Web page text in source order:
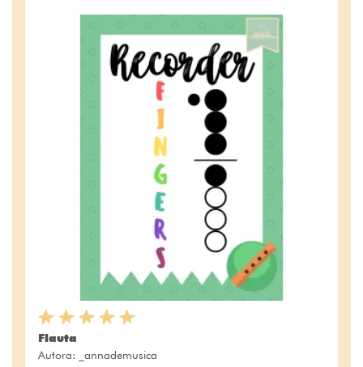
Flauta
Autora:
_annademusica